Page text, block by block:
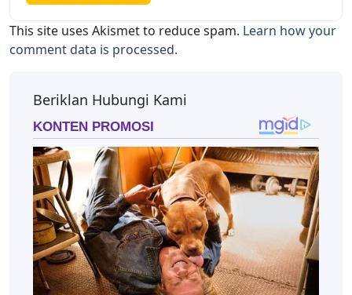
This site uses Akismet to reduce spam. Learn how your
comment data is processed.
Beriklan Hubungi Kami